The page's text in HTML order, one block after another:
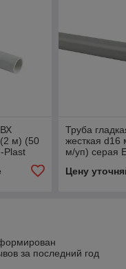
м) (50
Plast
Труба
жесткая
м/уп) серая
Цену
за последний год